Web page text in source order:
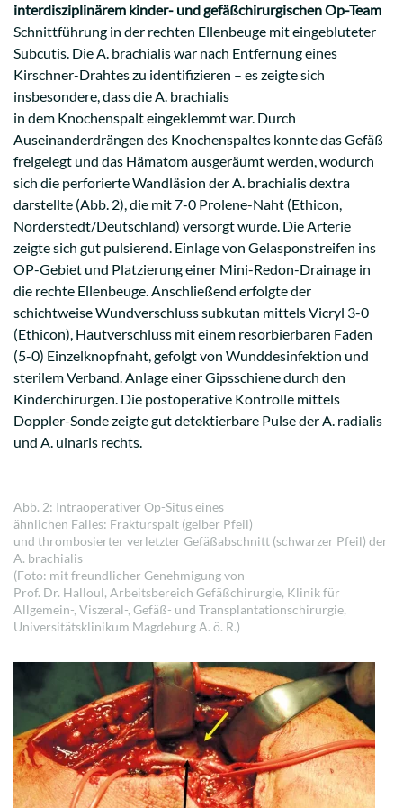
interdisziplinärem kinder- und gefäßchirurgischen Op-Team
Schnittführung in der rechten Ellenbeuge mit eingebluteter
Subcutis. Die A. brachialis war nach Entfernung eines
Kirschner-Drahtes zu identifizieren – es zeigte sich
insbesondere, dass die A. brachialis
in dem Knochenspalt eingeklemmt war. Durch
Auseinanderdrängen des Knochenspaltes konnte das Gefäß
freigelegt und das Hämatom ausgeräumt werden, wodurch
sich die perforierte Wandläsion der A. brachialis dextra
darstellte (Abb. 2), die mit 7-0 Prolene-Naht (Ethicon,
Norderstedt/Deutschland) versorgt wurde. Die Arterie
zeigte sich gut pulsierend. Einlage von Gelasponstreifen ins
OP-Gebiet und Platzierung einer Mini-Redon-Drainage in
die rechte Ellenbeuge. Anschließend erfolgte der
schichtweise Wundverschluss subkutan mittels Vicryl 3-0
(Ethicon), Hautverschluss mit einem resorbierbaren Faden
(5-0) Einzelknopfnaht, gefolgt von Wunddesinfektion und
sterilem Verband. Anlage einer Gipsschiene durch den
Kinderchirurgen. Die postoperative Kontrolle mittels
Doppler-Sonde zeigte gut detektierbare Pulse der A. radialis
und A. ulnaris rechts.
Abb. 2: Intraoperativer Op-Situs eines
ähnlichen Falles: Frakturspalt (gelber Pfeil)
und thrombosierter verletzter Gefäßabschnitt (schwarzer Pfeil) der
A. brachialis
(Foto: mit freundlicher Genehmigung von
Prof. Dr. Halloul, Arbeitsbereich Gefäßchirurgie, Klinik für
Allgemein-, Viszeral-, Gefäß- und Transplantationschirurgie,
Universitätsklinikum Magdeburg A. ö. R.)